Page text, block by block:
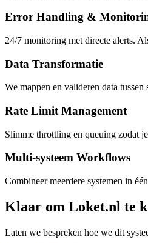
Error Handling &
24/7 monitoring met directe alerts.
Data Transformatie
We mappen en valideren data
Rate Limit Management
Slimme throttling en queuing zodat
Multi-systeem Workflows
Combineer meerdere systemen in
Klaar om Loket.nl te
Laten we bespreken hoe we dit